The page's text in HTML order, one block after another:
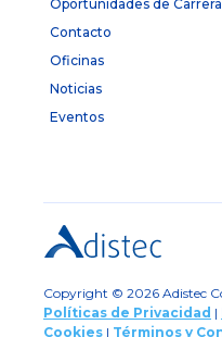
Oportunidades de Carrera
Contacto
Oficinas
Noticias
Eventos
Copyright © 2026 Adistec
Políticas de Privacidad |
Cookies | Términos y